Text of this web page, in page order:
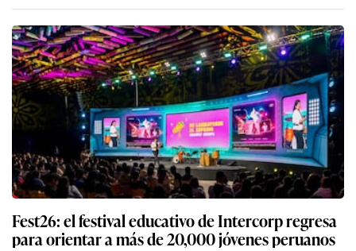
Fest26: el festival educativo de Intercorp regresa
para orientar a más de 20,000 jóvenes peruanos